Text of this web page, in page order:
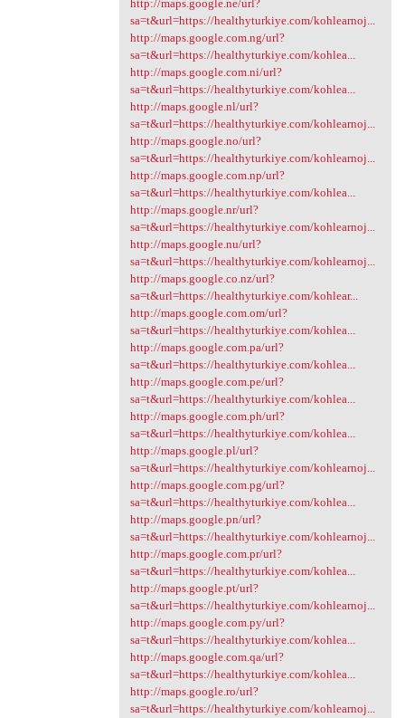
http://maps.google.ne/url?
sa=t&url=https://healthyturkiye.com/kohlearnoj...
http://maps.google.com.ng/url?
sa=t&url=https://healthyturkiye.com/kohlea...
http://maps.google.com.ni/url?
sa=t&url=https://healthyturkiye.com/kohlea...
http://maps.google.nl/url?
sa=t&url=https://healthyturkiye.com/kohlearnoj...
http://maps.google.no/url?
sa=t&url=https://healthyturkiye.com/kohlearnoj...
http://maps.google.com.np/url?
sa=t&url=https://healthyturkiye.com/kohlea...
http://maps.google.nr/url?
sa=t&url=https://healthyturkiye.com/kohlearnoj...
http://maps.google.nu/url?
sa=t&url=https://healthyturkiye.com/kohlearnoj...
http://maps.google.co.nz/url?
sa=t&url=https://healthyturkiye.com/kohlear...
http://maps.google.com.om/url?
sa=t&url=https://healthyturkiye.com/kohlea...
http://maps.google.com.pa/url?
sa=t&url=https://healthyturkiye.com/kohlea...
http://maps.google.com.pe/url?
sa=t&url=https://healthyturkiye.com/kohlea...
http://maps.google.com.ph/url?
sa=t&url=https://healthyturkiye.com/kohlea...
http://maps.google.pl/url?
sa=t&url=https://healthyturkiye.com/kohlearnoj...
http://maps.google.com.pg/url?
sa=t&url=https://healthyturkiye.com/kohlea...
http://maps.google.pn/url?
sa=t&url=https://healthyturkiye.com/kohlearnoj...
http://maps.google.com.pr/url?
sa=t&url=https://healthyturkiye.com/kohlea...
http://maps.google.pt/url?
sa=t&url=https://healthyturkiye.com/kohlearnoj...
http://maps.google.com.py/url?
sa=t&url=https://healthyturkiye.com/kohlea...
http://maps.google.com.qa/url?
sa=t&url=https://healthyturkiye.com/kohlea...
http://maps.google.ro/url?
sa=t&url=https://healthyturkiye.com/kohlearnoj...